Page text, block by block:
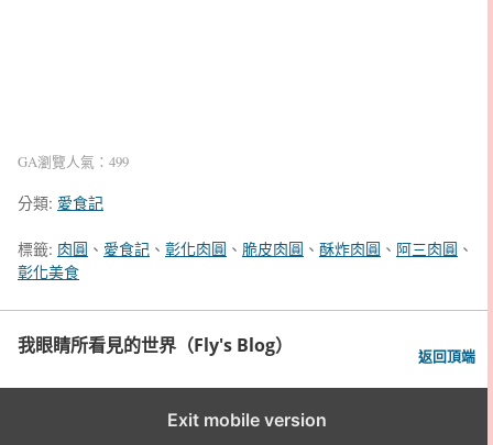
GA瀏覽人氣：499
分類: 愛食記
標籤: 肉圓 、 愛食記 、 彰化肉圓 、 脆皮肉圓 、 酥炸肉圓 、 阿三肉圓 、
彰化美食
我眼睛所看見的世界（Fly's Blog） 返回頂端
Exit mobile version